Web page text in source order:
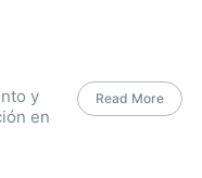
y
en
Read More